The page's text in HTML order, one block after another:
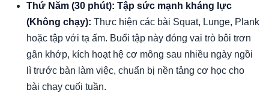
Thứ Năm (30 phút): Tập sức mạnh kháng lực
(Không chạy): Thực hiện các bài Squat, Lunge, Plank
hoặc tập với tạ ấm. Buổi tập này đóng vai trò bôi trơn
gân khớp, kích hoạt hệ cơ mông sau nhiều ngày ngồi
lì trước bàn làm việc, chuẩn bị nền tảng cơ học cho
bài chạy cuối tuần.